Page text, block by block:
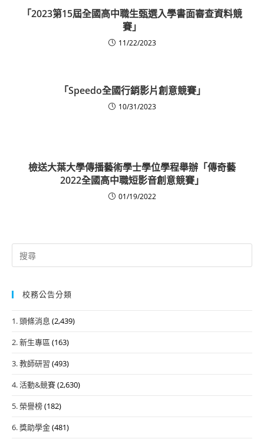
「2023第15屆全國高中職生甄選入學書面審查資料競
賽」
11/22/2023
「Speedo全國行銷影片創意競賽」
10/31/2023
檢送大葉大學傳播藝術學士學位學程舉辦「傳奇藝
2022全國高中職短影音創意競賽」
01/19/2022
Search
for:
校務公告分類
1. 頭條消息 (2,439)
2. 新生專區 (163)
3. 教師研習 (493)
4. 活動&競賽(2,630)
5. 榮譽榜(182)
6. 獎助學金(481)